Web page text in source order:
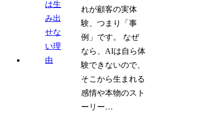
れが顧客の実体
験、つまり「事
例」です。 なぜ
なら、AIは自ら体
験できないので、
そこから生まれる
感情や本物のスト
ーリー…